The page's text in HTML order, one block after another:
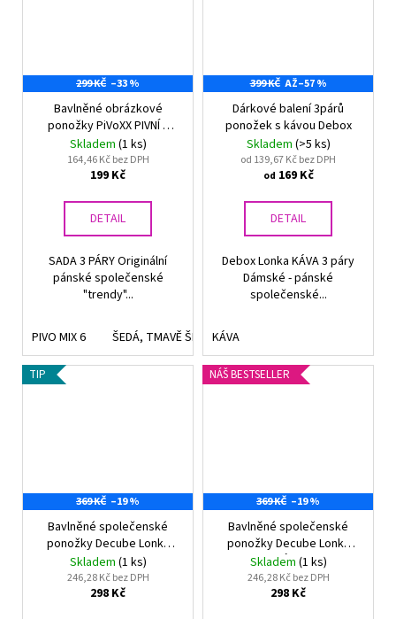
299 KČ –33 %
Bavlněné obrázkové
ponožky PiVoXX PIVNÍ 3
páry
Skladem (1 ks)
164,46 Kč bez DPH
199 Kč
DETAIL
SADA 3 PÁRY Originální
pánské společenské
"trendy"...
PIVO MIX 6 ŠEDÁ, TMAVĚ ŠEDÁ, ČERNÁ
399 KČ AŽ–57 %
Dárkové balení 3párů
ponožek s kávou Debox
Skladem (>5 ks)
od 139,67 Kč bez DPH
od 169 Kč
DETAIL
Debox Lonka KÁVA 3 páry
Dámské - pánské
společenské...
KÁVA
TIP
369 KČ –19 %
Bavlněné společenské
ponožky Decube Lonka
KOSTKY 3 páry
Skladem (1 ks)
246,28 Kč bez DPH
298 Kč
NÁŠ BESTSELLER
369 KČ –19 %
Bavlněné společenské
ponožky Decube Lonka
BAREVNÉ KOSTKY
Skladem (1 ks)
246,28 Kč bez DPH
298 Kč